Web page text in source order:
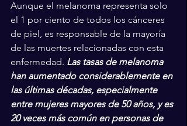
Aunque el melanoma representa solo
el 1 por ciento de todos los cánceres
de piel, es responsable de la mayoría
de las muertes relacionadas con esta
enfermedad. Las tasas de melanoma
han aumentado considerablemente en
las últimas décadas, especialmente
entre mujeres mayores de 50 años, y es
20 veces más común en personas de